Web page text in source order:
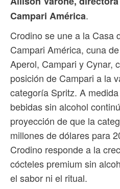
Campari América.
Crodino se une a la Casa
Campari América, cuna
Aperol, Campari y Cynar,
posición de Campari a la
categoría Spritz. A
bebidas sin alcohol
proyección de que la
millones de dólares para
Crodino responde a la
cócteles premium sin
el sabor ni el ritual.